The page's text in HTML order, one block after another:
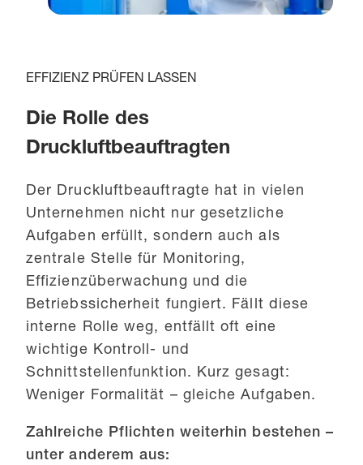
EFFIZIENZ PRÜFEN LASSEN
Die Rolle des
Druckluftbeauftragten
Der Druckluftbeauftragte hat in vielen
Unternehmen nicht nur gesetzliche
Aufgaben erfüllt, sondern auch als
zentrale Stelle für Monitoring,
Effizienzüberwachung und die
Betriebssicherheit fungiert. Fällt diese
interne Rolle weg, entfällt oft eine
wichtige Kontroll- und
Schnittstellenfunktion. Kurz gesagt:
Weniger Formalität – gleiche Aufgaben.
Zahlreiche Pflichten weiterhin bestehen –
unter anderem aus: